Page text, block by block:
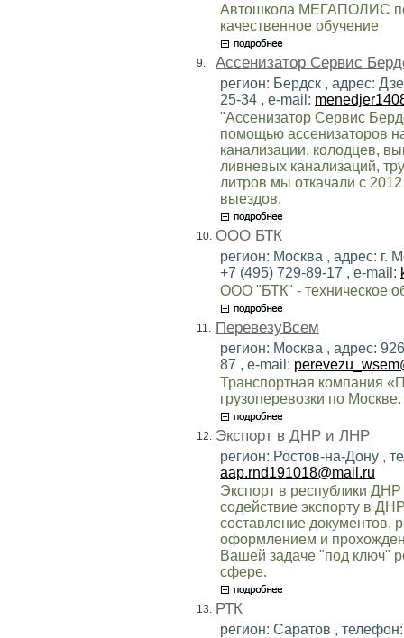
Автошкола МЕГАПОЛИС
качественное обучение
9. Ассенизатор Сервис
регион: Бердск , адрес:
25-34 , e-mail:
"Ассенизатор Сервис
помощью ассенизаторов
канализации, колодцев,
ливневых канализаций,
литров мы откачали с
выездов.
10. ООО БТК
регион: Москва , адрес: г.
+7 (495) 729-89-17 , e-mail:
ООО "БТК" - техническое
11. ПеревезуВсем
регион: Москва , адрес:
87 , e-mail:
Транспортная компания
грузоперевозки по Москве.
12. Экспорт в ДНР и ЛНР
регион: Ростов-на-Дону ,
aap.rnd191018@mail.ru
Экспорт в республики
содействие экспорту в
составление
оформлением и
Вашей задаче "под ключ"
сфере.
13. РТК
регион: Саратов ,